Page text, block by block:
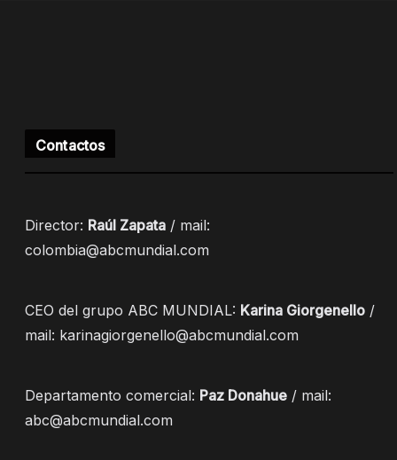
Contactos
Director: Raúl Zapata / mail:
colombia@abcmundial.com
CEO del grupo ABC MUNDIAL: Karina Giorgenello /
mail: karinagiorgenello@abcmundial.com
Departamento comercial: Paz Donahue / mail:
abc@abcmundial.com